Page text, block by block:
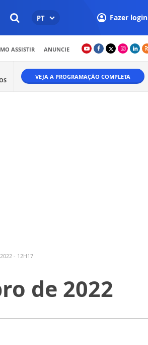
PT Fazer login
ASSISTIR ANUNCIE
VEJA A PROGRAMAÇÃO COMPLETA
- 12H17
de 2022